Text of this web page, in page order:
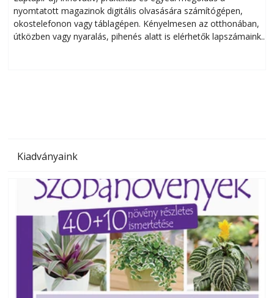
nyomtatott magazinok digitális olvasására számítógépen,
okostelefonon vagy táblagépen. Kényelmesen az otthonában,
útközben vagy nyaralás, pihenés alatt is elérhetők lapszámaink.
Kiadványaink